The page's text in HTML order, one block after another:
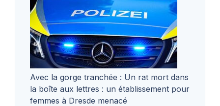
Avec la gorge tranchée : Un rat mort dans
la boîte aux lettres : un établissement pour
femmes à Dresde menacé